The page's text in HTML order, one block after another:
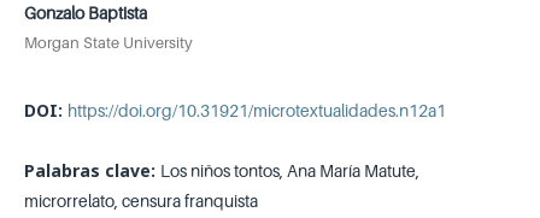
Gonzalo Baptista
Morgan State University
DOI: https://doi.org/10.31921/microtextualidades.n12a1
Palabras clave: Los niños tontos, Ana María Matute,
microrrelato, censura franquista